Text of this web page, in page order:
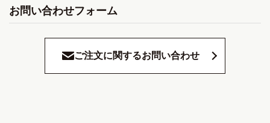
お問い合わせフォーム
ご注文に関するお問い合わせ